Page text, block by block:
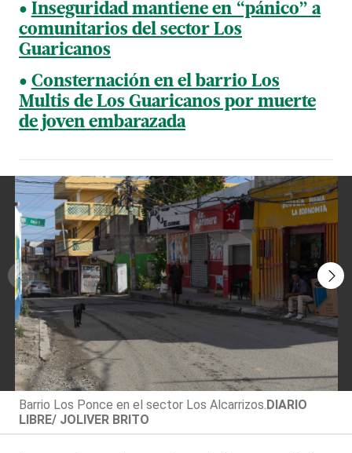
Inseguridad mantiene en “pánico” a
comunitarios del sector Los
Guaricanos
Consternación en el barrio Los
Multis de Los Guaricanos por muerte
de joven embarazada
Barrio Los Ponce en el sector Los Alcarrizos.DIARIO
LIBRE/ JOLIVER BRITO